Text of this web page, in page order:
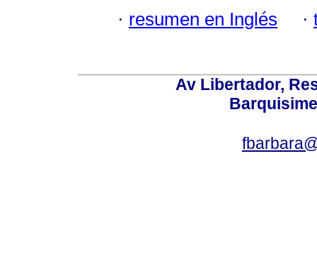
· resumen en Inglés ·
Av Libertador,